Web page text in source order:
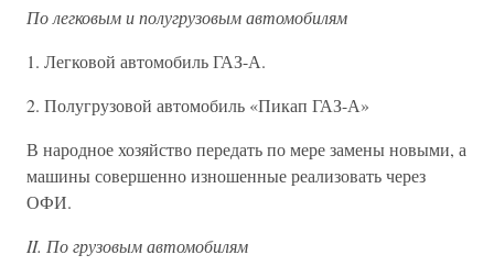
По легковым и полугрузовым автомобилям
1. Легковой автомобиль ГАЗ-А.
2. Полугрузовой автомобиль «Пикап ГАЗ-А»
В народное хозяйство передать по мере замены новыми, а
машины совершенно изношенные реализовать через
ОФИ.
II. По грузовым автомобилям